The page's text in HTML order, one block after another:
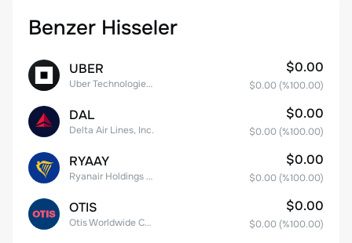
Benzer Hisseler
UBER
Uber Technologies, Inc.
$0.00
$0.00 (%100.00)
DAL
Delta Air Lines, Inc.
$0.00
$0.00 (%100.00)
RYAAY
Ryanair Holdings plc American Depositary Shares
$0.00
$0.00 (%100.00)
OTIS
Otis Worldwide Corporation
$0.00
$0.00 (%100.00)